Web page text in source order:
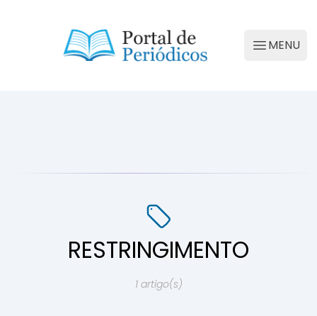
Portal de Periódicos da Conscienciologia
Abrir
MENU
RESTRINGIMENTO
1 artigo(s)